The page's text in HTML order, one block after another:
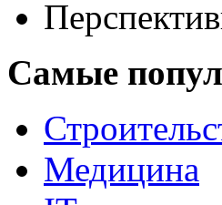
Самые
Медицина